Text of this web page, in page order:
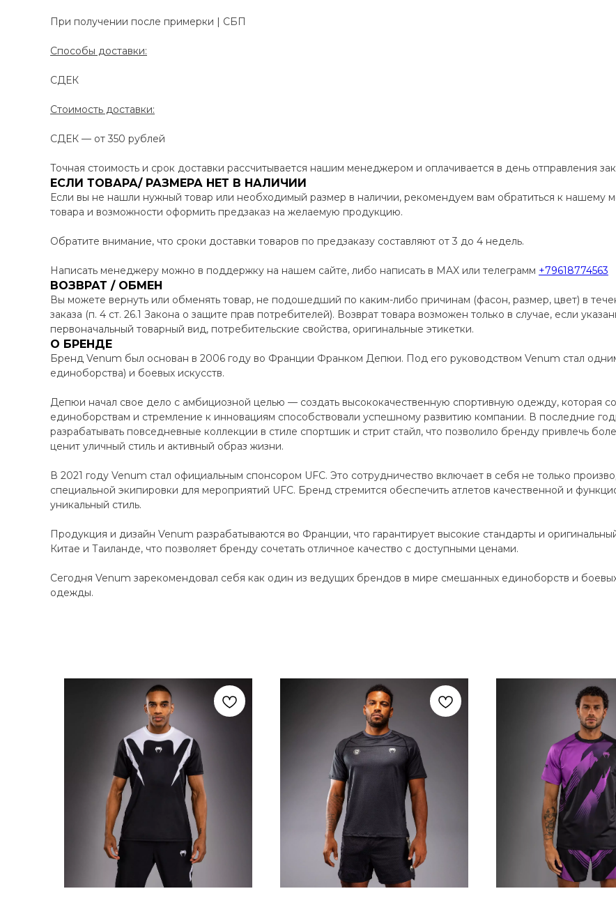
При получении после примерки | СБП
Способы доставки:
СДЕК
Стоимость доставки:
СДЕК — от 350 рублей
Точная стоимость и срок доставки рассчитывается нашим менеджером и оплачивается в день отправления
ЕСЛИ ТОВАРА/ РАЗМЕРА НЕТ В НАЛИЧИИ
Если вы не нашли нужный товар или необходимый размер в наличии, рекомендуем вам обратиться к
товара и возможности оформить предзаказ на желаемую продукцию.
Обратите внимание, что сроки доставки товаров по предзаказу составляют от 3 до 4 недель.
Написать менеджеру можно в поддержку на нашем сайте, либо написать в MAX или телеграмм +79618774563
ВОЗВРАТ / ОБМЕН
Вы можете вернуть или обменять товар, не подошедший по каким-либо причинам (фасон, размер, цвет) в
заказа (п. 4 ст. 26.1 Закона о защите прав потребителей). Возврат товара возможен только в случае, если
первоначальный товарный вид, потребительские свойства, оригинальные этикетки.
О БРЕНДЕ
Бренд Venum был основан в 2006 году во Франции Франком Депюи. Под его руководством Venum стал
единоборства) и боевых искусств.
Депюи начал свое дело с амбициозной целью — создать высококачественную спортивную одежду, которая
единоборствам и стремление к инновациям способствовали успешному развитию компании. В последние
разрабатывать повседневные коллекции в стиле спортшик и стрит стайл, что позволило бренду привлечь
ценит уличный стиль и активный образ жизни.
В 2021 году Venum стал официальным спонсором UFC. Это сотрудничество включает в себя не только
специальной экипировки для мероприятий UFC. Бренд стремится обеспечить атлетов качественной и
уникальный стиль.
Продукция и дизайн Venum разрабатываются во Франции, что гарантирует высокие стандарты и
Китае и Таиланде, что позволяет бренду сочетать отличное качество с доступными ценами.
Сегодня Venum зарекомендовал себя как один из ведущих брендов в мире смешанных единоборств и
одежды.